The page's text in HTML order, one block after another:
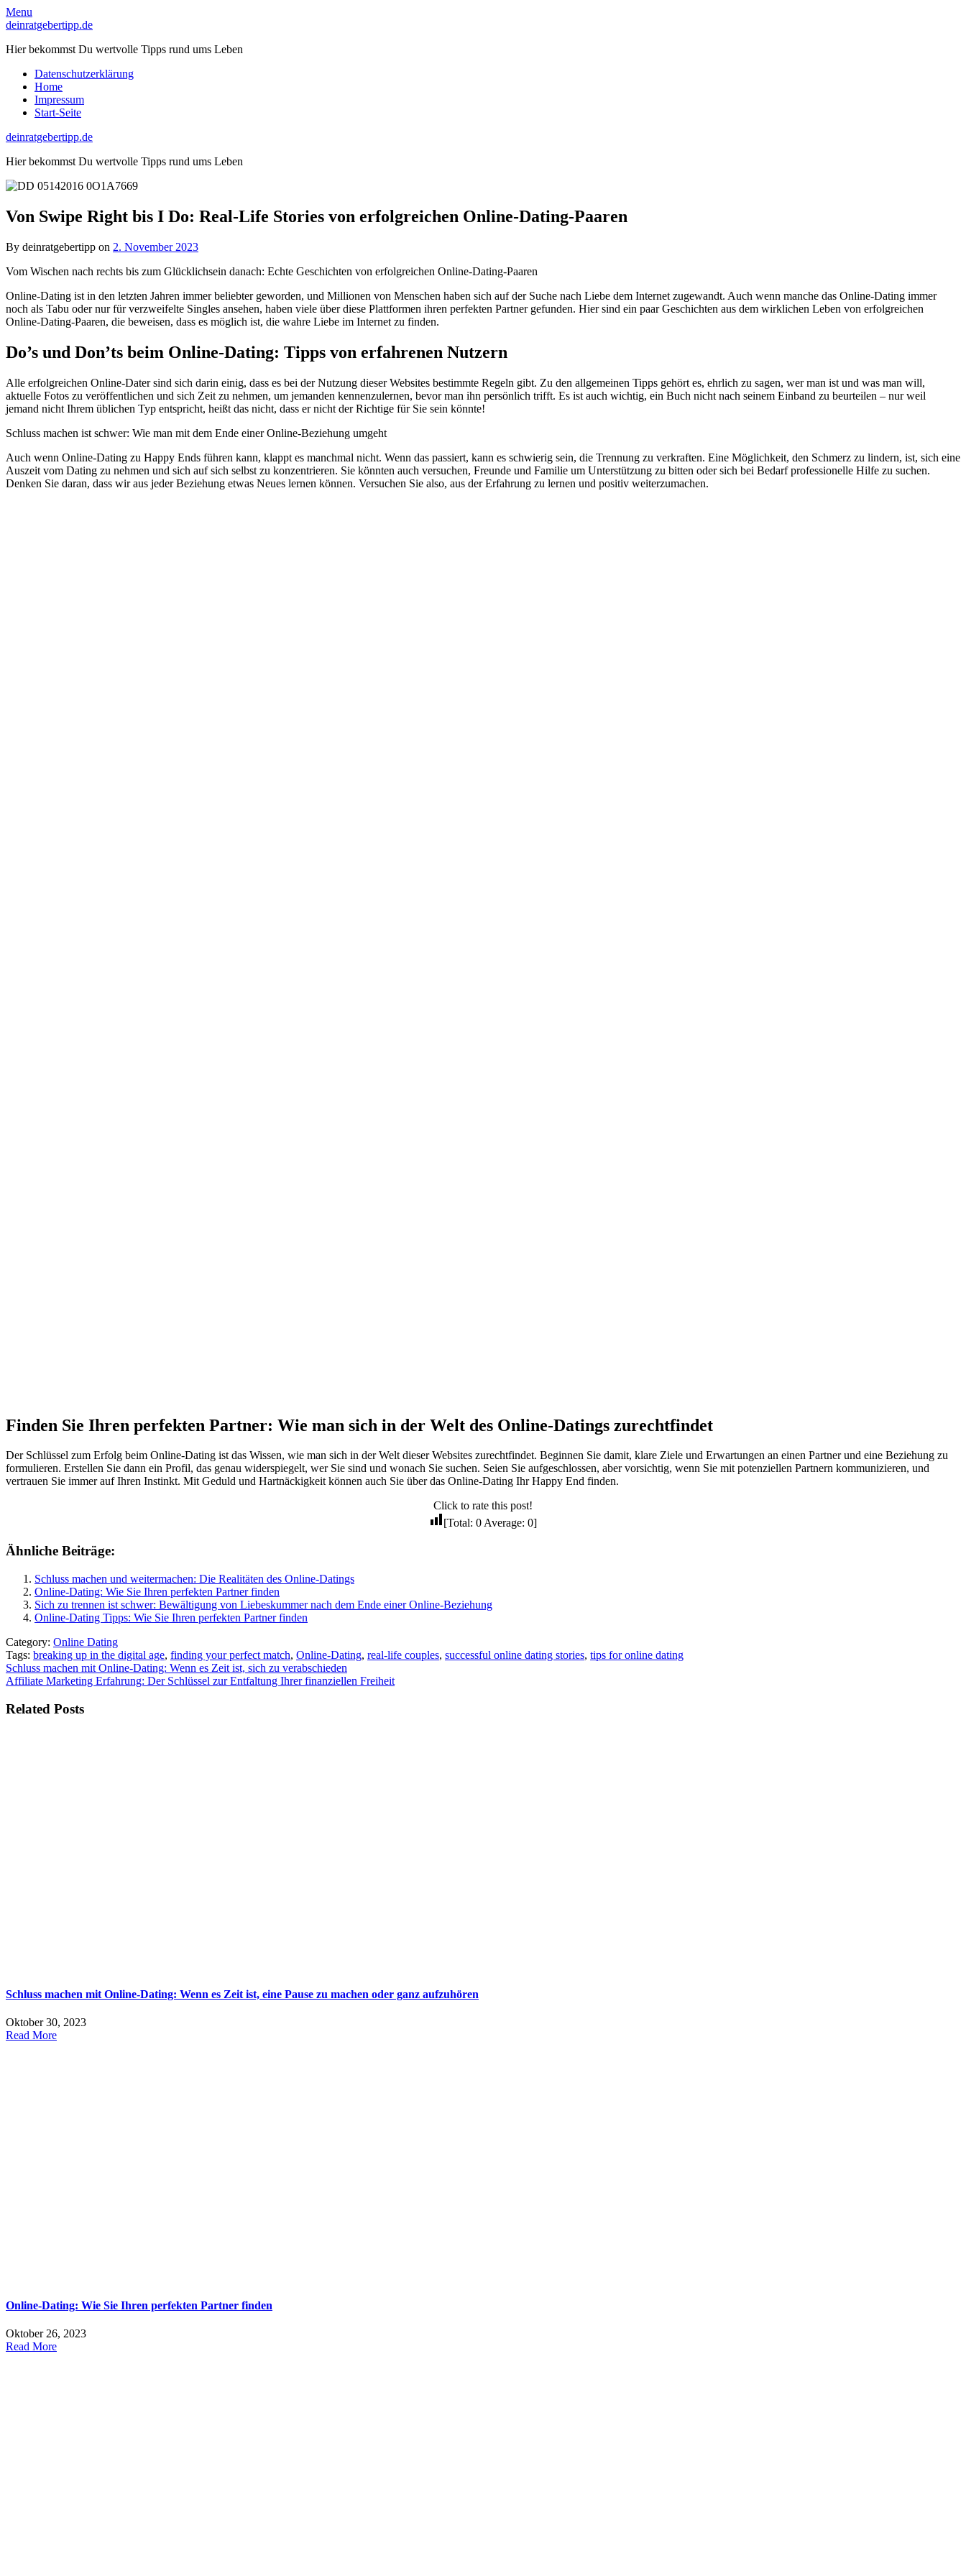
Skip
to
Menu
deinratgebertipp.de
Hier bekommst Du wertvolle Tipps rund ums Leben
Datenschutzerklärung
Home
Impressum
Start-Seite
deinratgebertipp.de
Hier bekommst Du wertvolle Tipps rund ums Leben
Von Swipe Right bis I Do: Real-Life Stories von erfolgreichen Online-Dating-Paaren
By deinratgebertipp on 2. November 2023
Vom Wischen nach rechts bis zum Glücklichsein danach: Echte Geschichten von erfolgreichen Online-Dating-Paaren
Online-Dating ist in den letzten Jahren immer beliebter geworden, und Millionen von Menschen haben sich auf der Suche nach Liebe dem Internet zugewandt. Auch wenn manche das Online-Dating immer
noch als Tabu oder nur für verzweifelte Singles ansehen, haben viele über diese Plattformen ihren perfekten Partner gefunden. Hier sind ein paar Geschichten aus dem wirklichen Leben von erfolgreichen
Online-Dating-Paaren, die beweisen, dass es möglich ist, die wahre Liebe im Internet zu finden.
Do’s und Don’ts beim Online-Dating: Tipps von erfahrenen Nutzern
Alle erfolgreichen Online-Dater sind sich darin einig, dass es bei der Nutzung dieser Websites bestimmte Regeln gibt. Zu den allgemeinen Tipps gehört es, ehrlich zu sagen, wer man ist und was man will,
aktuelle Fotos zu veröffentlichen und sich Zeit zu nehmen, um jemanden kennenzulernen, bevor man ihn persönlich trifft. Es ist auch wichtig, ein Buch nicht nach seinem Einband zu beurteilen – nur weil
jemand nicht Ihrem üblichen Typ entspricht, heißt das nicht, dass er nicht der Richtige für Sie sein könnte!
Schluss machen ist schwer: Wie man mit dem Ende einer Online-Beziehung umgeht
Auch wenn Online-Dating zu Happy Ends führen kann, klappt es manchmal nicht. Wenn das passiert, kann es schwierig sein, die Trennung zu verkraften. Eine Möglichkeit, den Schmerz zu lindern, ist, sich eine
Auszeit vom Dating zu nehmen und sich auf sich selbst zu konzentrieren. Sie könnten auch versuchen, Freunde und Familie um Unterstützung zu bitten oder sich bei Bedarf professionelle Hilfe zu suchen.
Denken Sie daran, dass wir aus jeder Beziehung etwas Neues lernen können. Versuchen Sie also, aus der Erfahrung zu lernen und positiv weiterzumachen.
Finden Sie Ihren perfekten Partner: Wie man sich in der Welt des Online-Datings zurechtfindet
Der Schlüssel zum Erfolg beim Online-Dating ist das Wissen, wie man sich in der Welt dieser Websites zurechtfindet. Beginnen Sie damit, klare Ziele und Erwartungen an einen Partner und eine Beziehung zu
formulieren. Erstellen Sie dann ein Profil, das genau widerspiegelt, wer Sie sind und wonach Sie suchen. Seien Sie aufgeschlossen, aber vorsichtig, wenn Sie mit potenziellen Partnern kommunizieren, und
vertrauen Sie immer auf Ihren Instinkt. Mit Geduld und Hartnäckigkeit können auch Sie über das Online-Dating Ihr Happy End finden.
Click to rate this post!
[Total: 0Average: 0]
Ähnliche Beiträge:
Schluss machen und weitermachen: Die Realitäten des Online-Datings
Online-Dating: Wie Sie Ihren perfekten Partner finden
Sich zu trennen ist schwer: Bewältigung von Liebeskummer nach dem Ende einer Online-Beziehung
Online-Dating Tipps: Wie Sie Ihren perfekten Partner finden
Category: Online Dating
Tags: breaking up in the digital age, finding your perfect match, Online-Dating, real-life couples, successful online dating stories, tips for online dating
Beitragsnavigation
Schluss machen mit Online-Dating: Wenn es Zeit ist, sich zu verabschieden
Affiliate Marketing Erfahrung: Der Schlüssel zur Entfaltung Ihrer finanziellen Freiheit
Related Posts
Schluss machen mit Online-Dating: Wenn es Zeit ist, eine Pause zu machen oder ganz aufzuhören
Oktober 30, 2023
Read More
Online-Dating: Wie Sie Ihren perfekten Partner finden
Oktober 26, 2023
Read More